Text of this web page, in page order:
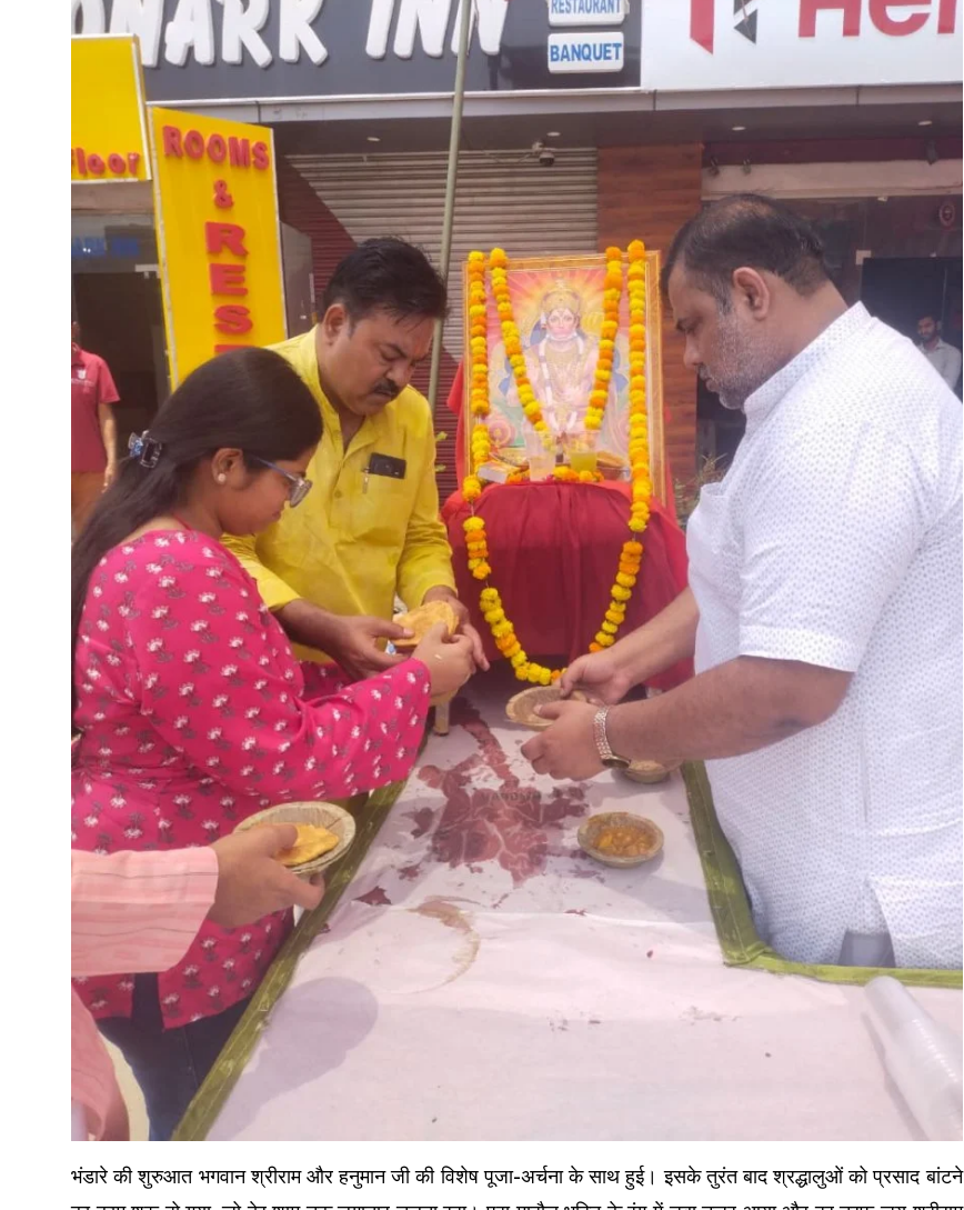
भंडारे की शुरुआत भगवान श्रीराम और हनुमान जी की विशेष पूजा-अर्चना के साथ हुई। इसके तुरंत बाद श्रद्धालुओं को प्रसाद बांटने